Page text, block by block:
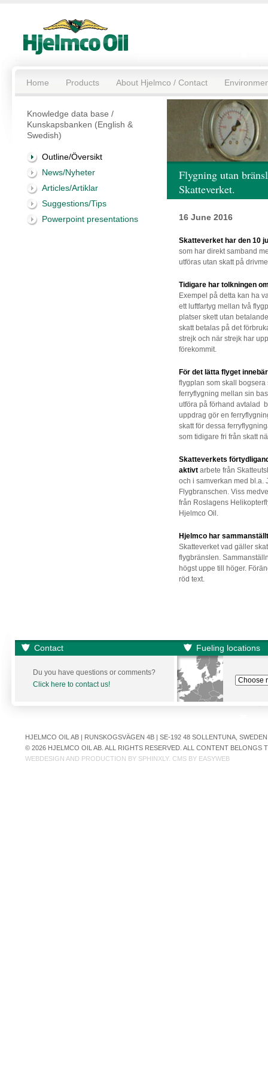
Home Products About Hjelmco / Contact
Knowledge data base /
Kunskapsbanken (English &
Swedish)
Outline/Översikt
News/Nyheter
Articles/Artiklar
Suggestions/Tips
Powerpoint presentations
Flygning utan
Skatteverket.
16 June 2016
Skatteverket har den 10
som har direkt samband
utföras utan skatt på
Tidigare har tolkningen
Exempel på detta kan ha
ett luftfartyg mellan två
platser skett utan
skatt betalas på det
strejk och när strejk har
förekommit.
För det lätta flyget
flygplan som skall
ferryflygning mellan sin
utföra på förhand avtalad
uppdrag gör en
skatt för dessa
som tidigare fri från skatt
Skatteverkets
aktivt arbete från
och i samverkan med bl.a.
Flygbranschen. Viss
från Roslagens
Hjelmco Oil.
Hjelmco har
Skatteverket vad gäller
flygbränslen.
högst uppe till höger.
röd text.
Contact Fueling locations
Du you have questions or comments?
Click here to contact us!
HJELMCO OIL AB | RUNSKOGSVÄGEN 4B | SE-192 48 SOLLENTUNA,
© 2026 HJELMCO OIL AB. ALL RIGHTS RESERVED. ALL CONTENT
WEBDESIGN AND PRODUCTION BY SPHINXLY. CMS BY EASYWEB